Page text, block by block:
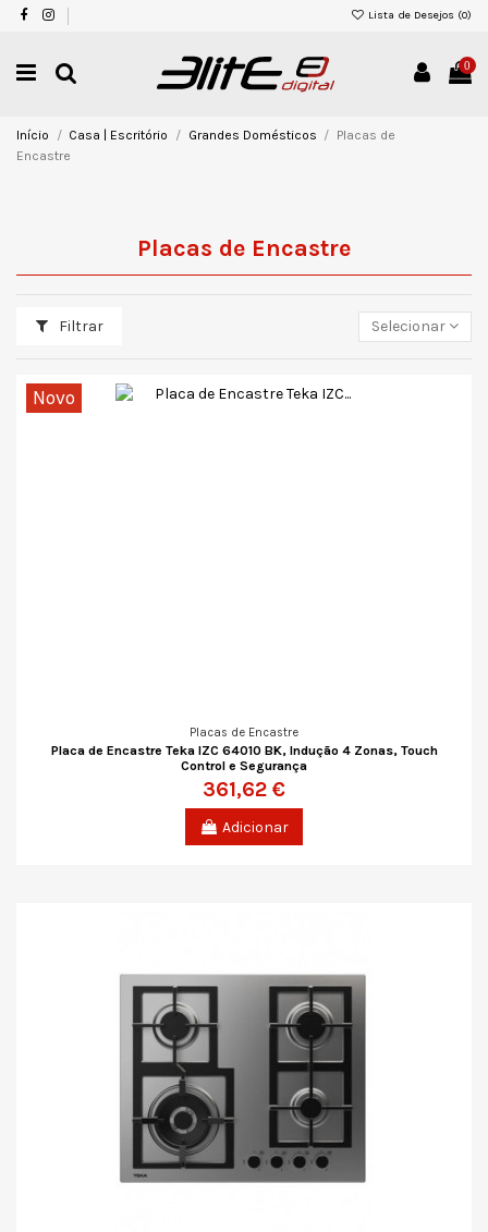
Lista de Desejos (0)
0
Início Casa | Escritório Grandes Domésticos
Placas de
Encastre
Placas de Encastre
Filtrar Selecionar
Novo
Placas de Encastre
Placa de Encastre Teka IZC 64010 BK, Indução 4 Zonas, Touch
Control e Segurança
361,62 €
Adicionar